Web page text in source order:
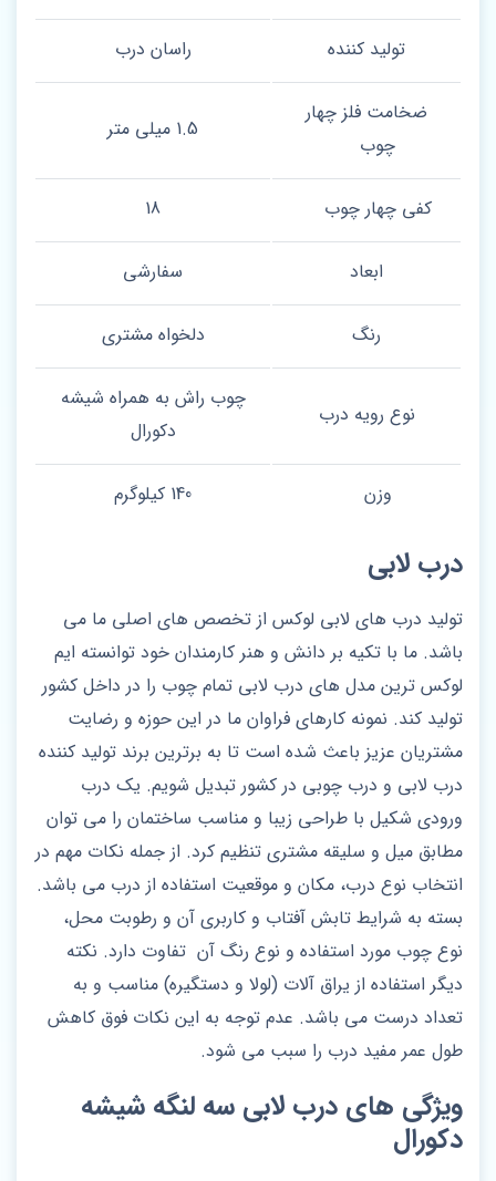
تولید کننده راسان درب
ضخامت فلز چهار
چوب
1.5 میلی متر
کفی چهار چوب 18
ابعاد سفارشی
رنگ دلخواه مشتری
نوع رویه درب
چوب راش به همراه شیشه
دکورال
وزن 140 کیلوگرم
درب لابی
تولید درب های لابی لوکس از تخصص های اصلی ما می
باشد. ما با تکیه بر دانش و هنر کارمندان خود توانسته ایم
لوکس ترین مدل های درب لابی تمام چوب را در داخل کشور
تولید کند. نمونه کارهای فراوان ما در این حوزه و رضایت
مشتریان عزیز باعث شده است تا به برترین برند تولید کننده
درب لابی و درب چوبی در کشور تبدیل شویم. یک درب
ورودی شکیل با طراحی زیبا و مناسب ساختمان را می توان
مطابق میل و سلیقه مشتری تنظیم کرد. از جمله نکات مهم در
انتخاب نوع درب، مکان و موقعیت استفاده از درب می باشد.
بسته به شرایط تابش آفتاب و کاربری آن و رطوبت محل،
نوع چوب مورد استفاده و نوع رنگ آن تفاوت دارد. نکته
دیگر استفاده از یراق آلات (لولا و دستگیره) مناسب و به
تعداد درست می باشد. عدم توجه به این نکات فوق کاهش
طول عمر مفید درب را سبب می شود.
ویژگی های درب لابی سه لنگه شیشه
دکورال